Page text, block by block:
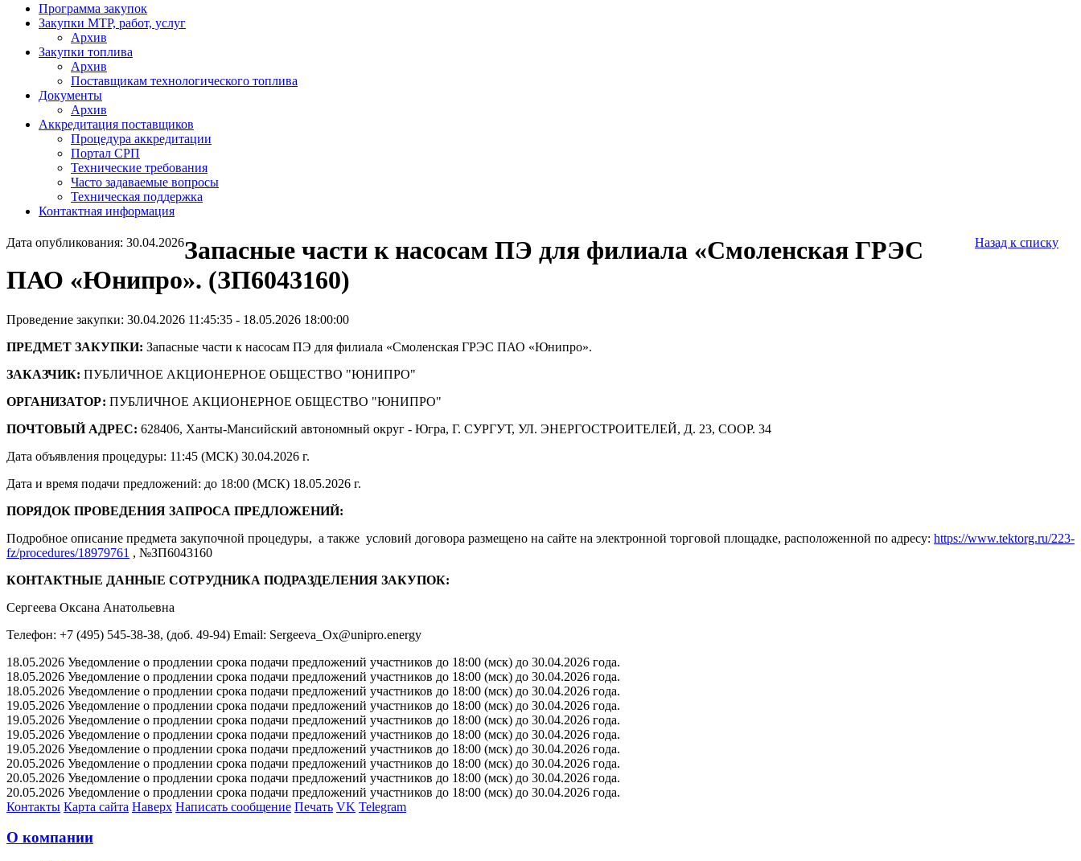
Программа закупок
Закупки МТР, работ, услуг
Архив
Закупки топлива
Архив
Поставщикам технологического топлива
Документы
Архив
Аккредитация поставщиков
Процедура аккредитации
Портал СРП
Технические требования
Часто задаваемые вопросы
Техническая поддержка
Контактная информация
Дата опубликования: 30.04.2026 Назад к списку
Запасные части к насосам ПЭ для филиала «Смоленская ГРЭС
ПАО «Юнипро». (ЗП6043160)
Проведение закупки: 30.04.2026 11:45:35 - 18.05.2026 18:00:00
ПРЕДМЕТ ЗАКУПКИ: Запасные части к насосам ПЭ для филиала «Смоленская ГРЭС ПАО «Юнипро».
ЗАКАЗЧИК: ПУБЛИЧНОЕ АКЦИОНЕРНОЕ ОБЩЕСТВО "ЮНИПРО"
ОРГАНИЗАТОР: ПУБЛИЧНОЕ АКЦИОНЕРНОЕ ОБЩЕСТВО "ЮНИПРО"
ПОЧТОВЫЙ АДРЕС: 628406, Ханты-Мансийский автономный округ - Югра, Г. СУРГУТ, УЛ. ЭНЕРГОСТРОИТЕЛЕЙ, Д. 23, СООР. 34
Дата объявления процедуры: 11:45 (МСК) 30.04.2026 г.
Дата и время подачи предложений: до 18:00 (МСК) 18.05.2026 г.
ПОРЯДОК ПРОВЕДЕНИЯ ЗАПРОСА ПРЕДЛОЖЕНИЙ:
Подробное описание предмета закупочной процедуры, а также условий договора размещено на сайте на электронной торговой площадке, расположенной по адресу: https://www.tektorg.ru/223-
fz/procedures/18979761 , №ЗП6043160
КОНТАКТНЫЕ ДАННЫЕ СОТРУДНИКА ПОДРАЗДЕЛЕНИЯ ЗАКУПОК:
Сергеева Оксана Анатольевна
Телефон: +7 (495) 545-38-38, (доб. 49-94) Email: Sergeeva_Ox@unipro.energy
18.05.2026 Уведомление о продлении срока подачи предложений участников до 18:00 (мск) до 30.04.2026 года.
18.05.2026 Уведомление о продлении срока подачи предложений участников до 18:00 (мск) до 30.04.2026 года.
18.05.2026 Уведомление о продлении срока подачи предложений участников до 18:00 (мск) до 30.04.2026 года.
19.05.2026 Уведомление о продлении срока подачи предложений участников до 18:00 (мск) до 30.04.2026 года.
19.05.2026 Уведомление о продлении срока подачи предложений участников до 18:00 (мск) до 30.04.2026 года.
19.05.2026 Уведомление о продлении срока подачи предложений участников до 18:00 (мск) до 30.04.2026 года.
19.05.2026 Уведомление о продлении срока подачи предложений участников до 18:00 (мск) до 30.04.2026 года.
20.05.2026 Уведомление о продлении срока подачи предложений участников до 18:00 (мск) до 30.04.2026 года.
20.05.2026 Уведомление о продлении срока подачи предложений участников до 18:00 (мск) до 30.04.2026 года.
20.05.2026 Уведомление о продлении срока подачи предложений участников до 18:00 (мск) до 30.04.2026 года.
Контакты Карта сайта Наверх Написать сообщение Печать VK Telegram
О компании